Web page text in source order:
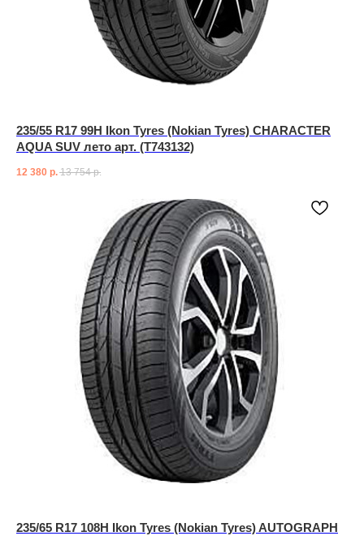
235/55 R17 99H Ikon Tyres (Nokian Tyres) CHARACTER
AQUA SUV лето арт. (T743132)
12 380 р. 13 754 р.
235/65 R17 108H Ikon Tyres (Nokian Tyres) AUTOGRAPH